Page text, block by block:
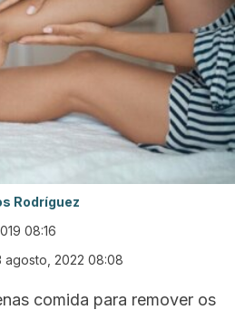
Rodríguez
08:16
agosto, 2022 08:08
comida para remover os